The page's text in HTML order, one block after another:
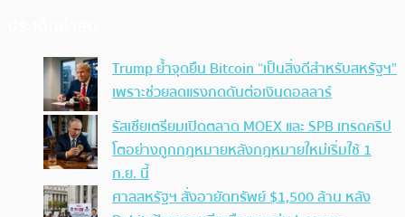
Trump ย้ำจุดยืน Bitcoin “เป็นสิ่งดีสำหรับสหรัฐฯ”
เพราะช่วยลดแรงกดดันต่อเงินดอลลาร์
รัสเซียเตรียมเปิดตลาด MOEX และ SPB เทรดคริป
โตอย่างถูกกฎหมายหลังกฎหมายใหม่เริ่มใช้ 1
ก.ย. นี้
ศาลสหรัฐฯ สั่งอายัดทรัพย์ $1,500 ล้าน หลัง